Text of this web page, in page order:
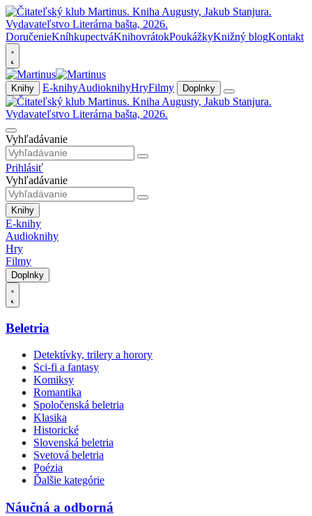
DoručenieKníhkupectváKnihovrátokPoukážkyKnižný blogKontakt
Knihy E-knihyAudioknihyHryFilmy Doplnky
Vyhľadávanie
Prihlásiť
Vyhľadávanie
Knihy
E-knihy
Audioknihy
Hry
Filmy
Doplnky
Beletria
Detektívky, trilery a horory
Sci-fi a fantasy
Komiksy
Romantika
Spoločenská beletria
Klasika
Historické
Slovenská beletria
Svetová beletria
Poézia
Ďalšie kategórie
Náučná a odborná